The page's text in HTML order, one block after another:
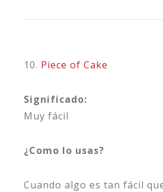
10. Piece of Cake
Significado:
Muy fácil
¿Como lo usas?
Cuando algo es tan fácil